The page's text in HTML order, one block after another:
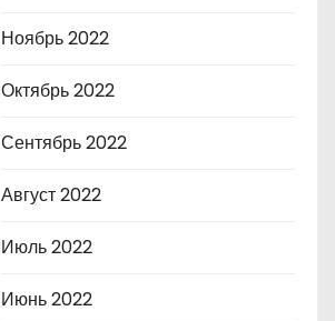
Ноябрь 2022
Октябрь 2022
Сентябрь 2022
Август 2022
Июль 2022
Июнь 2022